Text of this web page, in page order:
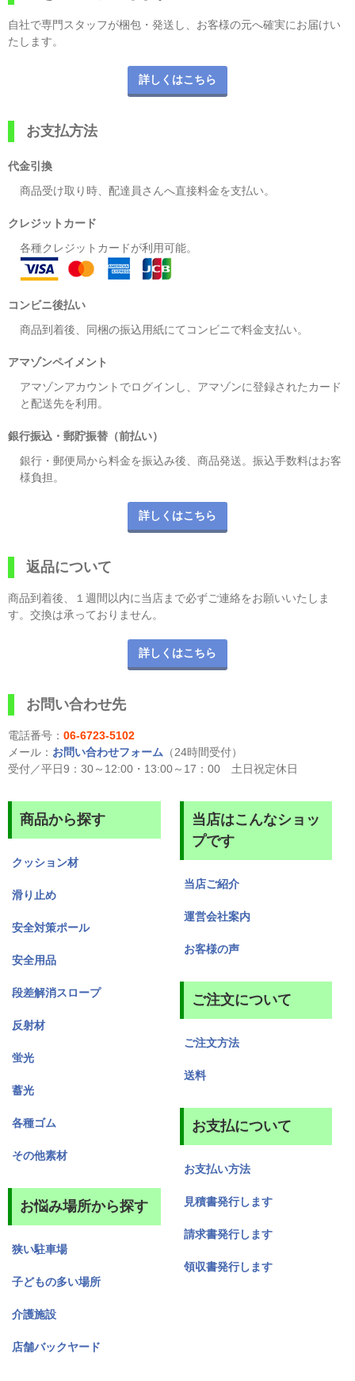
自社で専門スタッフが梱包・発送し、お客様の元へ確実にお届けい
たします。
詳しくはこちら
お支払方法
代金引換
商品受け取り時、配達員さんへ直接料金を支払い。
クレジットカード
各種クレジットカードが利用可能。
コンビニ後払い
商品到着後、同梱の振込用紙にてコンビニで料金支払い。
アマゾンペイメント
アマゾンアカウントでログインし、アマゾンに登録されたカード
と配送先を利用。
銀行振込・郵貯振替（前払い）
銀行・郵便局から料金を振込み後、商品発送。振込手数料はお客
様負担。
詳しくはこちら
返品について
商品到着後、１週間以内に当店まで必ずご連絡をお願いいたしま
す。交換は承っておりません。
詳しくはこちら
お問い合わせ先
電話番号： 06-6723-5102
メール： お問い合わせフォーム （24時間受付）
受付／平日9：30～12:00・13:00～17：00 土日祝定休日
商品から探す
クッション材
滑り止め
安全対策ポール
安全用品
段差解消スロープ
反射材
蛍光
蓄光
各種ゴム
その他素材
お悩み場所から探す
狭い駐車場
子どもの多い場所
介護施設
店舗バックヤード
当店はこんなショッ
プです
当店ご紹介
運営会社案内
お客様の声
ご注文について
ご注文方法
送料
お支払について
お支払い方法
見積書発行します
請求書発行します
領収書発行します